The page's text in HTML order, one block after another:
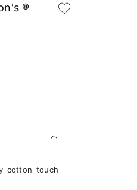
®
cotton touch